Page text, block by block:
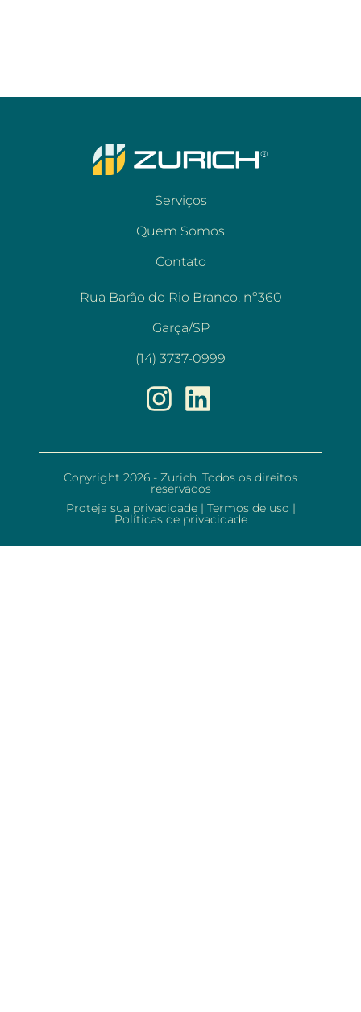
Serviços
Quem Somos
Contato
Rua Barão do Rio Branco, nº360
Garça/SP
(14) 3737-0999
Copyright 2026 - Zurich. Todos os direitos
reservados
Proteja sua privacidade | Termos de uso |
Políticas de privacidade